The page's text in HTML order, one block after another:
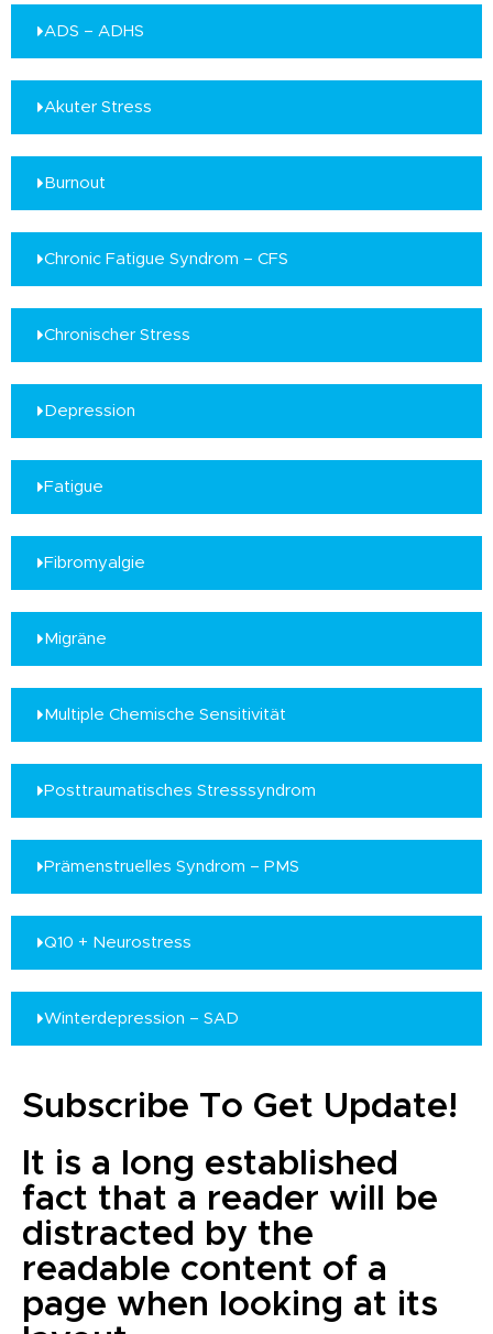
ADS – ADHS
Akuter Stress
Burnout
Chronic Fatigue Syndrom – CFS
Chronischer Stress
Depression
Fatigue
Fibromyalgie
Migräne
Multiple Chemische Sensitivität
Posttraumatisches Stresssyndrom
Prämenstruelles Syndrom – PMS
Q10 + Neurostress
Winterdepression – SAD
Subscribe To Get Update!
It is a long established
fact that a reader will be
distracted by the
readable content of a
page when looking at its